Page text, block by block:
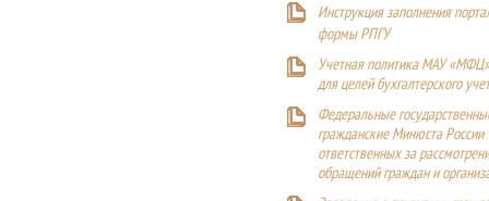
Инструкция заполнения
формы РПГУ
Учетная политика МАУ
для целей бухгалтерского
Федеральные
гражданские Минюста России
ответственных за
обращений граждан и